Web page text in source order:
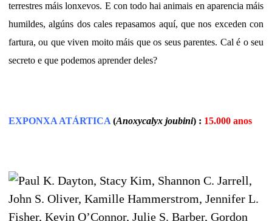
terrestres máis lonxevos. E con todo hai animais en aparencia máis
humildes, algúns dos cales repasamos aquí, que nos exceden con
fartura, ou que viven moito máis que os seus parentes. Cal é o seu
secreto e que podemos aprender deles?
EXPONXA ATÁRTICA (Anoxycalyx joubini) : 15.000 anos